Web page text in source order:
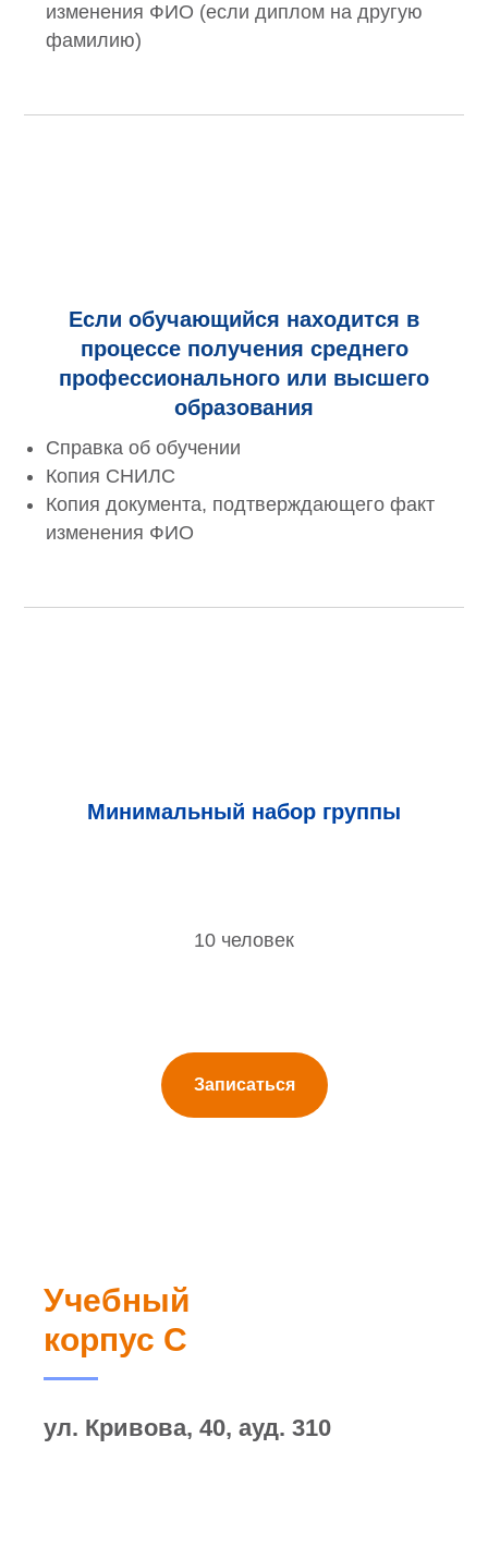
изменения ФИО (если диплом на другую
фамилию)
Если обучающийся находится в
процессе получения среднего
профессионального или высшего
образования
Справка об обучении
Копия СНИЛС
Копия документа, подтверждающего факт
изменения ФИО
Минимальный набор группы
10 человек
Записаться
Учебный
корпус С
ул. Кривова, 40, ауд. 310